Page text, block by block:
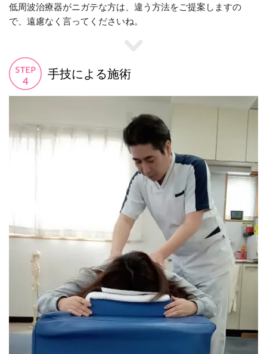
低周波治療器がニガテな方は、違う方法をご提案しますの
で、遠慮なく言ってくださいね。
手技による施術